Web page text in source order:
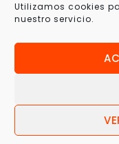
Utilizamos cookies
nuestro servicio.